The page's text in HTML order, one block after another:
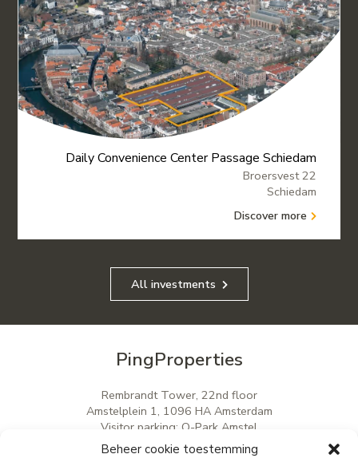
Beheer cookie toestemming
Daily Convenience Center Passage Schiedam
Broersvest 22
Schiedam
Discover more
All investments
PingProperties
Rembrandt Tower, 22nd floor
Amstelplein 1, 1096 HA Amsterdam
Visitor parking: Q-Park Amstel
E info@pingproperties.com